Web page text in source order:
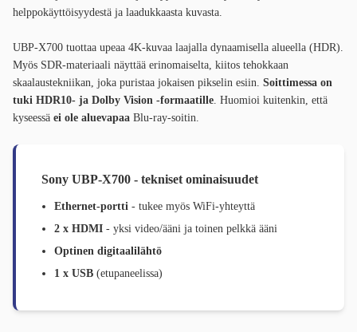
helppokäyttöisyydestä ja laadukkaasta kuvasta.
UBP-X700 tuottaa upeaa 4K-kuvaa laajalla dynaamisella alueella (HDR).
Myös SDR-materiaali näyttää erinomaiselta, kiitos tehokkaan
skaalaustekniikan, joka puristaa jokaisen pikselin esiin. Soittimessa on
tuki HDR10- ja Dolby Vision -formaatille . Huomioi kuitenkin, että
kyseessä ei ole aluevapaa Blu-ray-soitin.
Sony UBP-X700 - tekniset ominaisuudet
Ethernet-portti - tukee myös WiFi-yhteyttä
2 x HDMI - yksi video/ääni ja toinen pelkkä ääni
Optinen digitaalilähtö
1 x USB (etupaneelissa)